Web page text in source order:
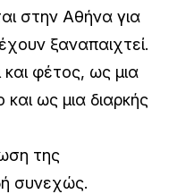
στην Αθήνα για
ξαναπαιχτεί.
και φέτος, ως μια
ως μια διαρκής
της
συνεχώς.